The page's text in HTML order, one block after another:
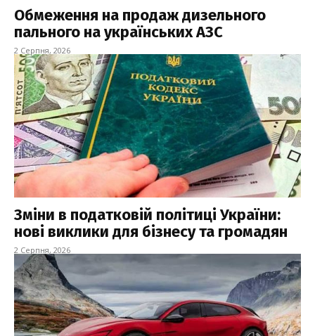
Обмеження на продаж дизельного
пального на українських АЗС
2 Серпня, 2026
Зміни в податковій політиці України:
нові виклики для бізнесу та громадян
2 Серпня, 2026